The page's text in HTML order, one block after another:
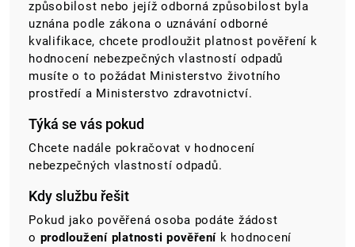
způsobilost nebo jejíž odborná způsobilost byla
uznána podle zákona o uznávání odborné
kvalifikace, chcete prodloužit platnost pověření k
hodnocení nebezpečných vlastností odpadů
musíte o to požádat Ministerstvo životního
prostředí a Ministerstvo zdravotnictví.
Týká se vás pokud
Chcete nadále pokračovat v hodnocení
nebezpečných vlastností odpadů.
Kdy službu řešit
Pokud jako pověřená osoba podáte žádost
o prodloužení platnosti pověření k hodnocení